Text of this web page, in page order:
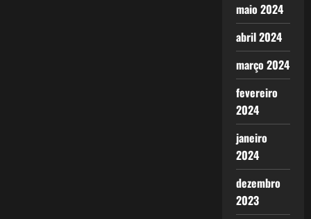
maio 2024
abril 2024
março 2024
fevereiro
2024
janeiro
2024
dezembro
2023